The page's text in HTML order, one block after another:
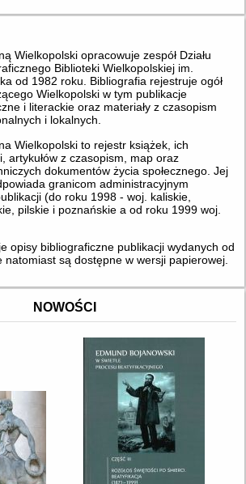
Wielkopolski opracowuje zespół Działu
Biblioteki Wielkopolskiej im.
od 1982 roku. Bibliografia rejestruje ogół
Wielkopolski w tym publikacje
i literackie oraz materiały z czasopism
i lokalnych.
Wielkopolski to rejestr książek, ich
artykułów z czasopism, map oraz
dokumentów życia społecznego. Jej
granicom administracyjnym
(do roku 1998 - woj. kaliskie,
pilskie i poznańskie a od roku 1999 woj.
opisy bibliograficzne publikacji wydanych od
natomiast są dostępne w wersji papierowej.
NOWOŚCI